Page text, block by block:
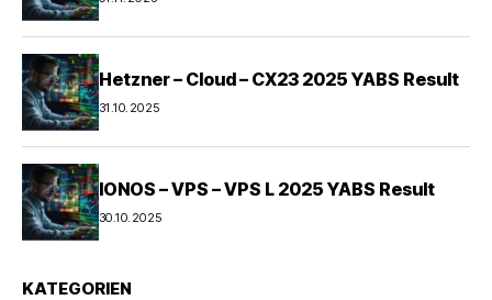
Hetzner – Cloud – CX23 2025 YABS Result
31.10.2025
IONOS – VPS – VPS L 2025 YABS Result
30.10.2025
KATEGORIEN